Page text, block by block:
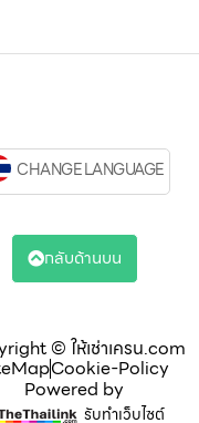
© ให้เช่าเครน.com
Cookie-Policy
Powered by
รับทำเว็บไซต์
CHANGE LANGUAGE
กลับด้านบน